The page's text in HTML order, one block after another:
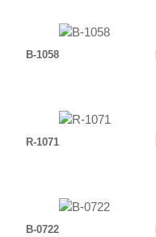
B-1058
R-1071
B-0722